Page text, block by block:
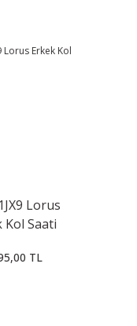
Lorus
Kol Saati
TL